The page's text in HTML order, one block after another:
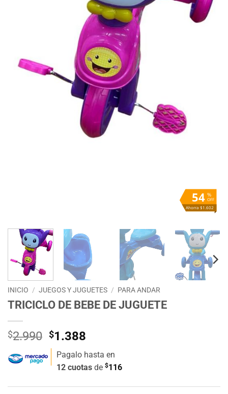
%
OFF
54
Ahorra $1.602
INICIO / JUEGOS Y JUGUETES / PARA ANDAR
TRICICLO DE BEBE DE JUGUETE
$2.990 El
precio
original
era:
$2.990.
$1.388
actual
es:
$1.388.
Pagalo hasta en
12 cuotas de $116